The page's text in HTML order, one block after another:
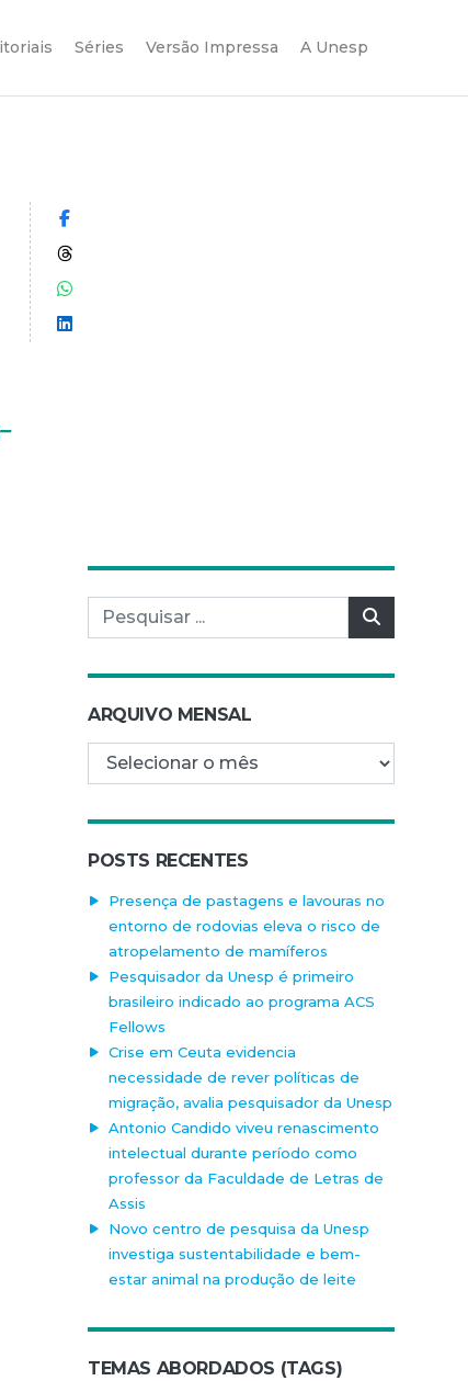
Séries Versão Impressa A Unesp
Compartilhar no Facebook
Compartilhar no Threads
Compartilhar no WhatsApp
Compartilhar no LinkedIn
Pesquisar por:
ARQUIVO MENSAL
Arquivo mensal
POSTS RECENTES
Presença de pastagens e lavouras no
entorno de rodovias eleva o risco de
atropelamento de mamíferos
Pesquisador da Unesp é primeiro
brasileiro indicado ao programa ACS
Fellows
Crise em Ceuta evidencia
necessidade de rever políticas de
migração, avalia pesquisador da Unesp
Antonio Candido viveu renascimento
intelectual durante período como
professor da Faculdade de Letras de
Assis
Novo centro de pesquisa da Unesp
investiga sustentabilidade e bem-
estar animal na produção de leite
TEMAS ABORDADOS (TAGS)